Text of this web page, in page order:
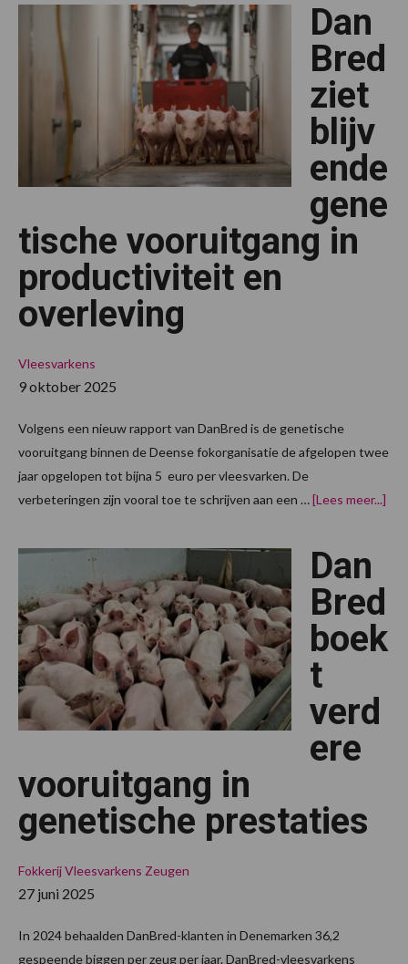
Dan
Bred
ziet
blijv
ende
gene
tische vooruitgang in
productiviteit en
overleving
Vleesvarkens
9 oktober 2025
Volgens een nieuw rapport van DanBred is de genetische
vooruitgang binnen de Deense fokorganisatie de afgelopen twee
jaar opgelopen tot bijna 5 euro per vleesvarken. De
verbeteringen zijn vooral toe te schrijven aan een …[Lees meer...]
Dan
Bred
boek
t
verd
ere
vooruitgang in
genetische prestaties
FokkerijVleesvarkens Zeugen
27 juni 2025
In 2024 behaalden DanBred-klanten in Denemarken 36,2
gespeende biggen per zeug per jaar. DanBred-vleesvarkens